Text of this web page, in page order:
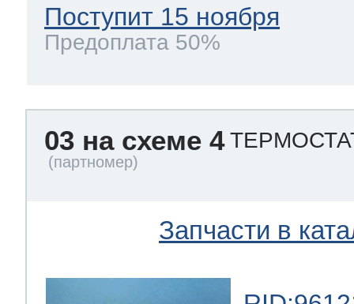
Поступит 15 ноября
Предоплата 50%
03 на схеме 4
Запчасти в